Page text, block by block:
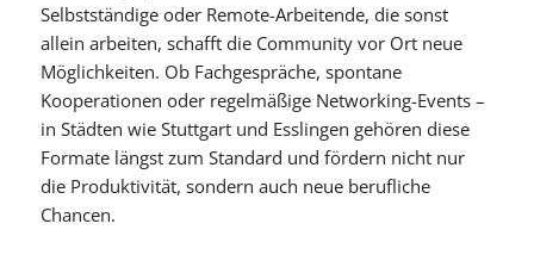
Selbstständige oder Remote-Arbeitende, die sonst
allein arbeiten, schafft die Community vor Ort neue
Möglichkeiten. Ob Fachgespräche, spontane
Kooperationen oder regelmäßige Networking-Events –
in Städten wie Stuttgart und Esslingen gehören diese
Formate längst zum Standard und fördern nicht nur
die Produktivität, sondern auch neue berufliche
Chancen.